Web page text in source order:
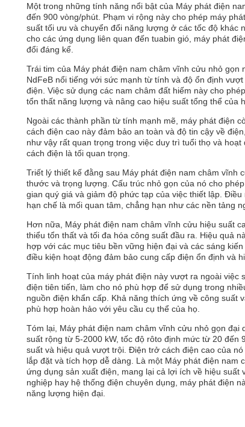
Một trong những tính năng nổi bật của Máy phát điện
đến 900 vòng/phút. Phạm vi rộng này cho phép máy
suất tối ưu và chuyển đổi năng lượng ở các tốc độ
cho các ứng dụng liên quan đến tuabin gió, máy phát
đổi đáng kể.
Trái tim của Máy phát điện nam châm vĩnh cửu nhỏ
NdFeB nổi tiếng với sức mạnh từ tính và độ ổn định
điện. Việc sử dụng các nam châm đất hiếm này cho
tổn thất năng lượng và nâng cao hiệu suất tổng thể của
Ngoài các thành phần từ tính mạnh mẽ, máy phát điện
cách điện cao này đảm bảo an toàn và độ tin cậy về
như vậy rất quan trọng trong việc duy trì tuổi thọ và
cách điện là tối quan trọng.
Triết lý thiết kế đằng sau Máy phát điện nam châm vĩnh
thước và trọng lượng. Cấu trúc nhỏ gọn của nó cho
gian quý giá và giảm độ phức tạp của việc thiết lập.
hạn chế là mối quan tâm, chẳng hạn như các nền tảng
Hơn nữa, Máy phát điện nam châm vĩnh cửu hiệu suất
thiểu tổn thất và tối đa hóa công suất đầu ra. Hiệu quả
hợp với các mục tiêu bền vững hiện đại và các sáng
điều kiện hoạt động đảm bảo cung cấp điện ổn định và
Tính linh hoạt của máy phát điện này vượt ra ngoài
điện tiên tiến, làm cho nó phù hợp để sử dụng trong
nguồn điện khẩn cấp. Khả năng thích ứng về công suất
phù hợp hoàn hảo với yêu cầu cụ thể của họ.
Tóm lại, Máy phát điện nam châm vĩnh cửu nhỏ gọn
suất rộng từ 5-2000 kW, tốc độ rôto định mức từ 20
suất và hiệu quả vượt trội. Điện trở cách điện cao của
lắp đặt và tích hợp dễ dàng. Là một Máy phát điện
ứng dụng sản xuất điện, mang lại cả lợi ích về hiệu
nghiệp hay hệ thống điện chuyên dụng, máy phát điện
năng lượng hiện đại.